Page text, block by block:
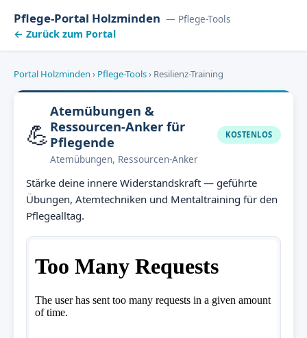
Pflege-Portal Holzminden — Pflege-Tools
← Zurück zum Portal
Portal Holzminden › Pflege-Tools› Resilienz-Training
💪
Atemübungen &
Ressourcen-Anker für
Pflegende
Atemübungen, Ressourcen-Anker
KOSTENLOS
Stärke deine innere Widerstandskraft — geführte
Übungen, Atemtechniken und Mentaltraining für den
Pflegealltag.